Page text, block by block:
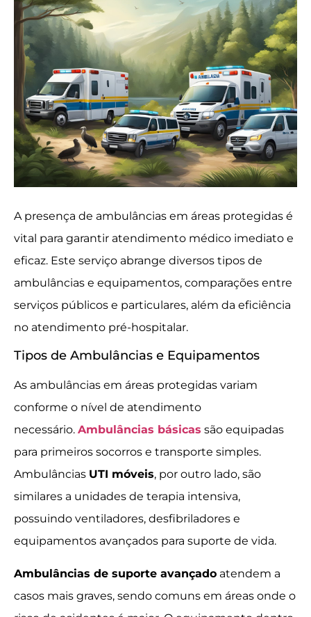
A presença de ambulâncias em áreas protegidas é
vital para garantir atendimento médico imediato e
eficaz. Este serviço abrange diversos tipos de
ambulâncias e equipamentos, comparações entre
serviços públicos e particulares, além da eficiência
no atendimento pré-hospitalar.
Tipos de Ambulâncias e Equipamentos
As ambulâncias em áreas protegidas variam
conforme o nível de atendimento
necessário. Ambulâncias básicas são equipadas
para primeiros socorros e transporte simples.
Ambulâncias UTI móveis, por outro lado, são
similares a unidades de terapia intensiva,
possuindo ventiladores, desfibriladores e
equipamentos avançados para suporte de vida.
Ambulâncias de suporte avançado atendem a
casos mais graves, sendo comuns em áreas onde o